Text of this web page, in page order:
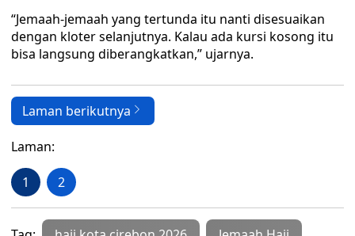
“Jemaah-jemaah yang tertunda itu nanti disesuaikan
dengan kloter selanjutnya. Kalau ada kursi kosong itu
bisa langsung diberangkatkan,” ujarnya.
Laman berikutnya
Laman:
1 2